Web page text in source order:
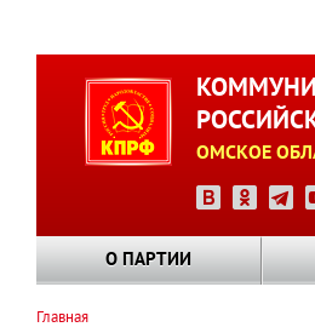
ОМСКОЕ
О ПАРТИИ
Главная